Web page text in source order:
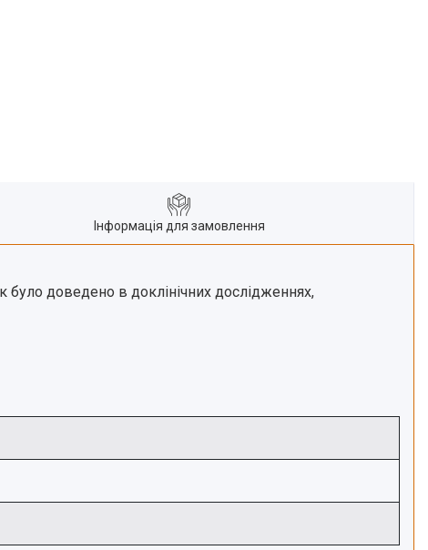
Інформація для замовлення
було доведено в доклінічних дослідженнях,